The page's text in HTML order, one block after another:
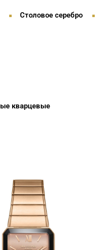
Столовое серебро
кварцевые